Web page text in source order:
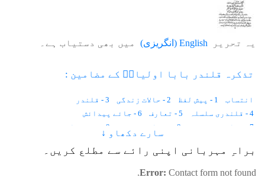
یہ تحریر English
( انگریزی) میں بھی دستیاب ہے۔
تذکرہ قلندر بابا اولیاءؒ کے مضامین :
انتساب 1 - پیش لفظ 2 - حالات زندگی
3 - قلندر
4 - قلندری سلسلہ
5 - تعارف
6 - جائے پیدائش
7 - تعلیم و تربیت
8 - روحانی تربیت
9 - درونِ خانہ
14 - بچپن اور شباب
15 - اوصاف حمیدہ 16 - عظمت
17 - صلبی اولاد
سارے دکھاو ↓
براہِ مہربانی اپنی رائے سے مطلع کریں۔
Error: Contact form not found.